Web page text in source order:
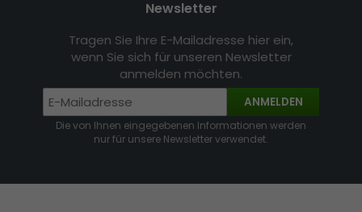
Newsletter
Tragen Sie Ihre E-Mailadresse hier ein,
wenn Sie sich für unseren Newsletter
anmelden möchten.
ANMELDEN
Die von Ihnen eingegebenen Informationen werden
nur für unsere Newsletter verwendet.